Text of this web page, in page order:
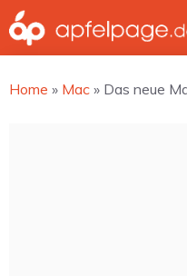
Zum
Inhalt
springen
Home » Mac » Das neue